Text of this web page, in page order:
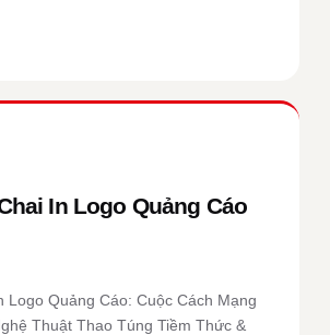
In Logo Quảng Cáo
Logo Quảng Cáo: Cuộc Cách Mạng
Thuật Thao Túng Tiềm Thức &